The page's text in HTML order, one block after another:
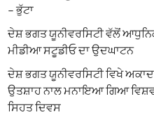
– ਭੁੱਟਾ
ਦੇਸ਼ ਭਗਤ ਯੂਨੀਵਰਸਿਟੀ ਵੱਲੋਂ
ਮੀਡੀਆ ਸਟੂਡੀਓ ਦਾ ਉਦਘਾਟਨ
ਦੇਸ਼ ਭਗਤ ਯੂਨੀਵਰਸਿਟੀ ਵਿਖੇ
ਉਤਸ਼ਾਹ ਨਾਲ ਮਨਾਇਆ ਗਿਆ
ਸਿਹਤ ਦਿਵਸ